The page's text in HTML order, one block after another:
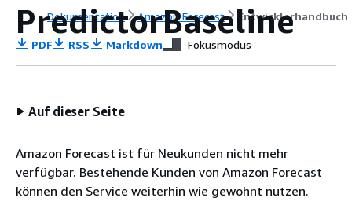
Dokumentation Amazon Forecast Entwicklerhandbuch
PredictorBaseline
PDF RSS Markdown Fokusmodus
Auf dieser Seite
Amazon Forecast ist für Neukunden nicht mehr
verfügbar. Bestehende Kunden von Amazon Forecast
können den Service weiterhin wie gewohnt nutzen.